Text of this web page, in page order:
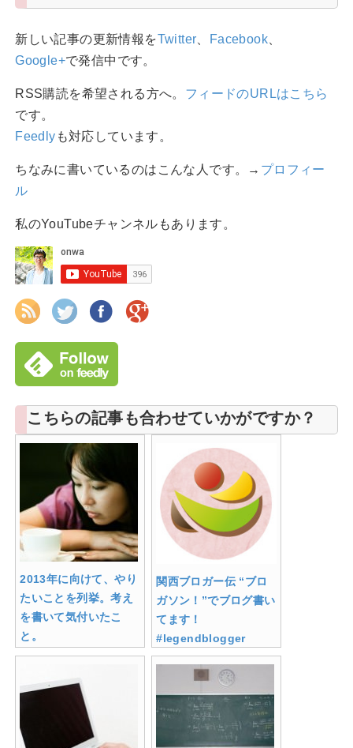
新しい記事の更新情報をTwitter Facebook
Google+で発信中です。
RSS購読を希望される方へ。 フィードのURLはこちら
です。
Feedly も対応しています。
ちなみに書いているのはこんな人です。→ プロフィー
ル
私のYouTubeチャンネルもあります。
こちらの記事も合わせていかがですか？
2013年に向けて、やり
たいことを列挙。考え
を書いて気付いたこ
と。
関西ブロガー伝 “ブロ
ガソン！”でブログ書い
てます！
#legendblogger